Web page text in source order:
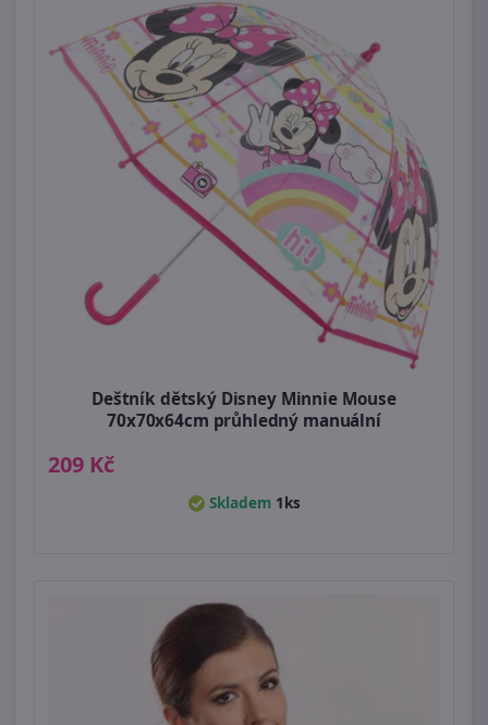
Deštník dětský Disney Minnie Mouse
70x70x64cm průhledný manuální
209 Kč
Skladem 1ks